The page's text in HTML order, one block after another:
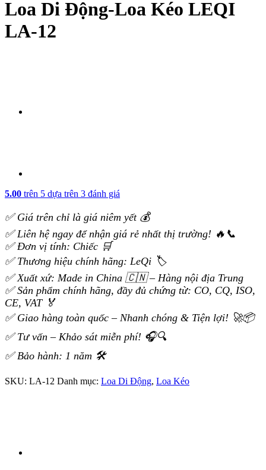
Loa Di Động-Loa Kéo LEQI
LA-12
5.00 trên 5 dựa trên 3 đánh giá
✅ Giá trên chỉ là giá niêm yết 💰
✅ Liên hệ ngay để nhận giá rẻ nhất thị trường! 🔥📞
✅ Đơn vị tính: Chiếc 🛒
✅ Thương hiệu chính hãng: LeQi 🏷️
✅ Xuất xứ: Made in China 🇨🇳 – Hàng nội địa Trung
✅ Sản phẩm chính hãng, đầy đủ chứng từ: CO, CQ, ISO,
CE, VAT 🏅
✅ Giao hàng toàn quốc – Nhanh chóng & Tiện lợi! 🚀📦
✅ Tư vấn – Khảo sát miễn phí! 🎧🔍
✅ Bảo hành: 1 năm 🛠️
SKU: LA-12 Danh mục: Loa Di Động, Loa Kéo